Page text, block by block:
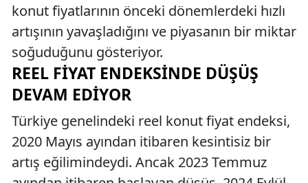
konut fiyatlarının önceki dönemlerdeki hızlı
artışının yavaşladığını ve piyasanın bir miktar
soğuduğunu gösteriyor.
REEL FIYAT ENDEKSINDE DÜŞÜŞ
DEVAM EDIYOR
Türkiye genelindeki reel konut fiyat endeksi,
2020 Mayıs ayından itibaren kesintisiz bir
artış eğilimindeydi. Ancak 2023 Temmuz